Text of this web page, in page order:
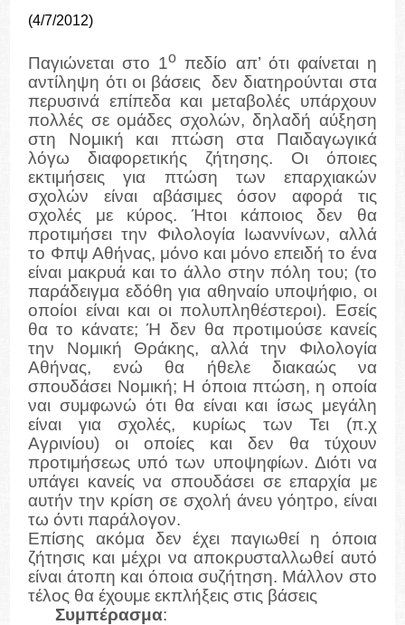
(4/7/2012)
Παγιώνεται στο 1ο πεδίο απ’ ότι φαίνεται η
αντίληψη ότι οι βάσεις δεν διατηρούνται στα
περυσινά επίπεδα και μεταβολές υπάρχουν
πολλές σε ομάδες σχολών, δηλαδή αύξηση
στη Νομική και πτώση στα Παιδαγωγικά
λόγω διαφορετικής ζήτησης. Οι όποιες
εκτιμήσεις για πτώση των επαρχιακών
σχολών είναι αβάσιμες όσον αφορά τις
σχολές με κύρος. Ήτοι κάποιος δεν θα
προτιμήσει την Φιλολογία Ιωαννίνων, αλλά
το Φπψ Αθήνας, μόνο και μόνο επειδή το ένα
είναι μακρυά και το άλλο στην πόλη του; (το
παράδειγμα εδόθη για αθηναίο υποψήφιο, οι
οποίοι είναι και οι πολυπληθέστεροι). Εσείς
θα το κάνατε; Ή δεν θα προτιμούσε κανείς
την Νομική Θράκης, αλλά την Φιλολογία
Αθήνας, ενώ θα ήθελε διακαώς να
σπουδάσει Νομική; Η όποια πτώση, η οποία
ναι συμφωνώ ότι θα είναι και ίσως μεγάλη
είναι για σχολές, κυρίως των Τει (π.χ
Αγρινίου) οι οποίες και δεν θα τύχουν
προτιμήσεως υπό των υποψηφίων. Διότι να
υπάγει κανείς να σπουδάσει σε επαρχία με
αυτήν την κρίση σε σχολή άνευ γόητρο, είναι
τω όντι παράλογον.
Επίσης ακόμα δεν έχει παγιωθεί η όποια
ζήτησις και μέχρι να αποκρυσταλλωθεί αυτό
είναι άτοπη και όποια συζήτηση. Μάλλον στο
τέλος θα έχουμε εκπλήξεις στις βάσεις
Συμπέρασμα: